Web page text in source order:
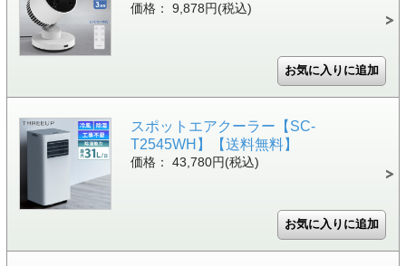
価格： 9,878円(税込)
スポットエアクーラー【SC-
T2545WH】【送料無料】
価格： 43,780円(税込)